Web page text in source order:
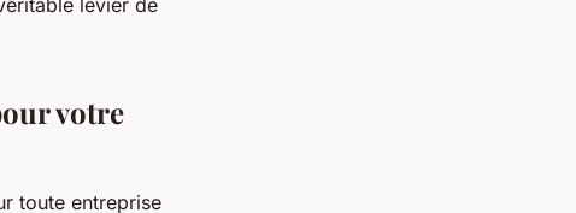
levier de
votre
toute entreprise